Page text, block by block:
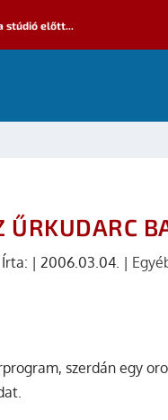
előtt...
ŰRKUDARC
Írta: |2006.03.04. |
szerdán egy